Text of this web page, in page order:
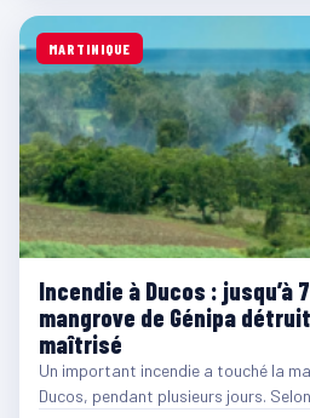
MARTINIQUE
Incendie à Ducos : jusqu’à
mangrove de Génipa
maîtrisé
Un important incendie a touché la
Ducos, pendant plusieurs jours.